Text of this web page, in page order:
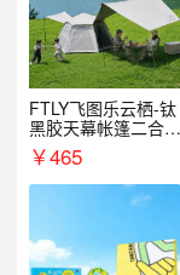
FTLY飞图乐云栖-钛
黑胶天幕帐篷二合一
TMTZ0201
￥465